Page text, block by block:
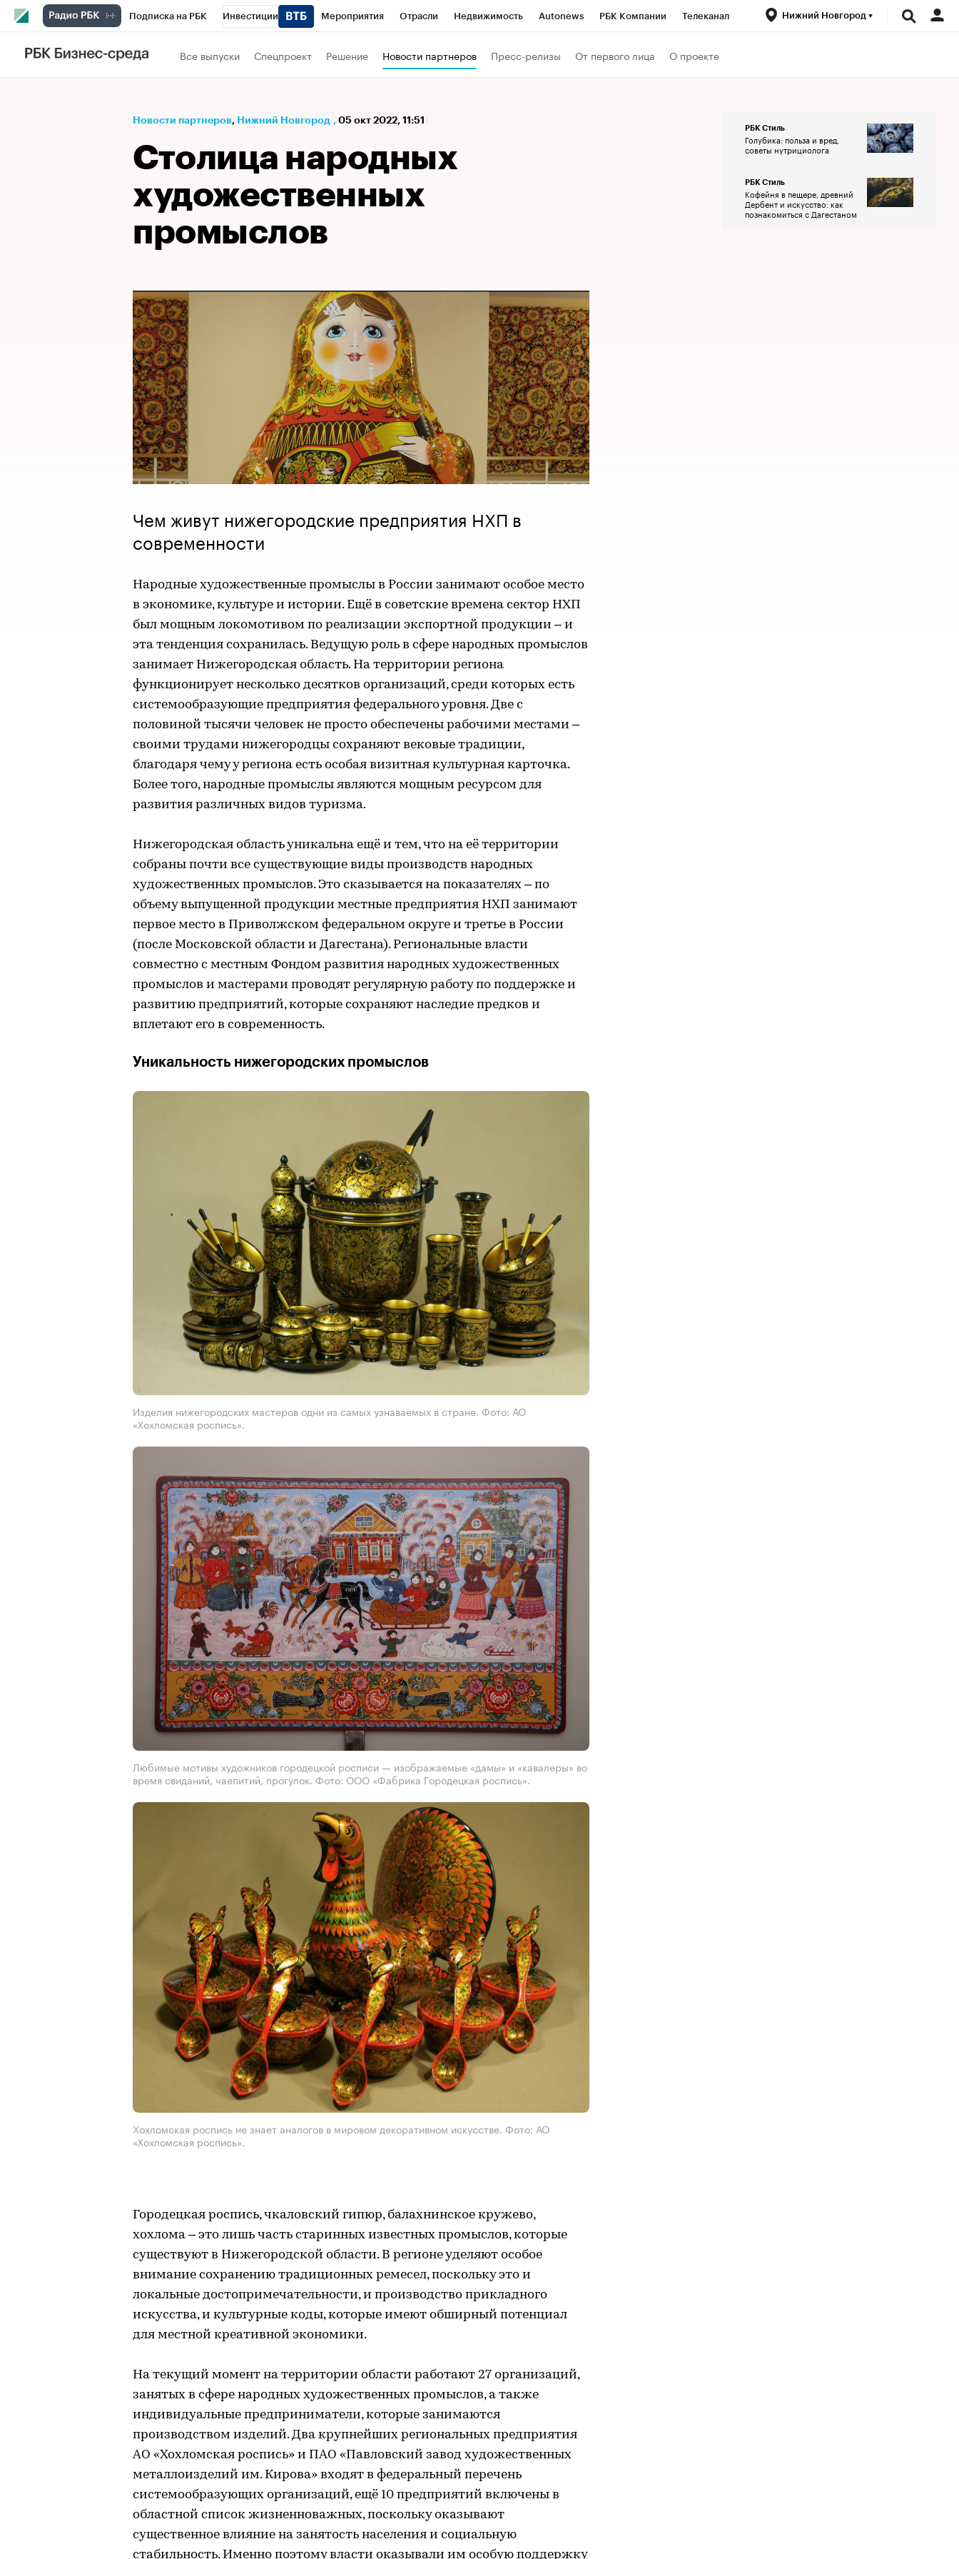
Подписка на РБК Инвестиции Мероприятия Отрасли Недвижимость Autonews РБК Компании Телеканал
РБК Вино
Проверка контрагентов
Нижний Новгород
Все выпуски Спецпроект Решение Новости партнеров Пресс-релизы От первого лица О проекте
Новости партнеров⁠, Нижний Новгород , 05 окт 2022, 11:51
Столица народных
художественных
промыслов
Чем живут нижегородские предприятия НХП в
современности
Народные художественные промыслы в России занимают особое место
в экономике, культуре и истории. Ещё в советские времена сектор НХП
был мощным локомотивом по реализации экспортной продукции – и
эта тенденция сохранилась. Ведущую роль в сфере народных промыслов
занимает Нижегородская область. На территории региона
функционирует несколько десятков организаций, среди которых есть
системообразующие предприятия федерального уровня. Две с
половиной тысячи человек не просто обеспечены рабочими местами –
своими трудами нижегородцы сохраняют вековые традиции,
благодаря чему у региона есть особая визитная культурная карточка.
Более того, народные промыслы являются мощным ресурсом для
развития различных видов туризма.
Нижегородская область уникальна ещё и тем, что на её территории
собраны почти все существующие виды производств народных
художественных промыслов. Это сказывается на показателях – по
объему выпущенной продукции местные предприятия НХП занимают
первое место в Приволжском федеральном округе и третье в России
(после Московской области и Дагестана). Региональные власти
совместно с местным Фондом развития народных художественных
промыслов и мастерами проводят регулярную работу по поддержке и
развитию предприятий, которые сохраняют наследие предков и
вплетают его в современность.
Уникальность нижегородских промыслов
Изделия нижегородских мастеров одни из самых узнаваемых в стране. Фото: АО
«Хохломская роспись».
Любимые мотивы художников городецкой росписи — изображаемые «дамы» и «кавалеры» во
время свиданий, чаепитий, прогулок. Фото: ООО «Фабрика Городецкая роспись».
Хохломская роспись не знает аналогов в мировом декоративном искусстве. Фото: АО
«Хохломская роспись».
Городецкая роспись, чкаловский гипюр, балахнинское кружево,
хохлома – это лишь часть старинных известных промыслов, которые
существуют в Нижегородской области. В регионе уделяют особое
внимание сохранению традиционных ремесел, поскольку это и
локальные достопримечательности, и производство прикладного
искусства, и культурные коды, которые имеют обширный потенциал
для местной креативной экономики.
На текущий момент на территории области работают 27 организаций,
занятых в сфере народных художественных промыслов, а также
индивидуальные предприниматели, которые занимаются
производством изделий. Два крупнейших региональных предприятия
АО «Хохломская роспись» и ПАО «Павловский завод художественных
металлоизделий им. Кирова» входят в федеральный перечень
системообразующих организаций, ещё 10 предприятий включены в
областной список жизненноважных, поскольку оказывают
существенное влияние на занятость населения и социальную
стабильность. Именно поэтому власти оказывали им особую поддержку
РБК Стиль
Голубика: польза и вред,
советы нутрициолога
РБК Стиль
Кофейня в пещере, древний
Дербент и искусство: как
познакомиться с Дагестаном